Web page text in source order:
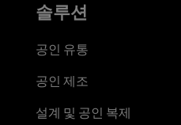
솔루션
공인 유통
공인 제조
설계 및 공인 복제